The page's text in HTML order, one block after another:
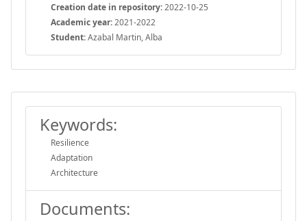
Creation date in repository:2022-10-25
Academic year:2021-2022
Student:Azabal Martin, Alba
Keywords:
Resilience
Adaptation
Architecture
Documents: